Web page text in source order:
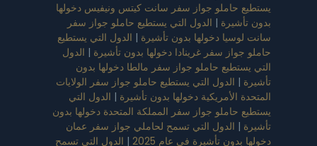
يستطيع حاملو جواز سفر سانت كيتس ونيفيس دخولها
بدون تأشيرة | الدول التي يستطيع حاملو جواز سفر
سانت لوسيا دخولها بدون تأشيرة | الدول التي يستطيع
حاملو جواز سفر غرينادا دخولها بدون تأشيرة | الدول
التي يستطيع حاملو جواز سفر مالطا دخولها بدون
تأشيرة | الدول التي يستطيع حاملو جواز سفر الولايات
المتحدة الأمريكية دخولها بدون تأشيرة | الدول التي
يستطيع حاملو جواز سفر المملكة المتحدة دخولها بدون
تأشيرة | الدول التي تسمح لحاملي جواز سفر عمان
دخولها بدون تأشيرة في عام 2025
| الدول التي تسمح